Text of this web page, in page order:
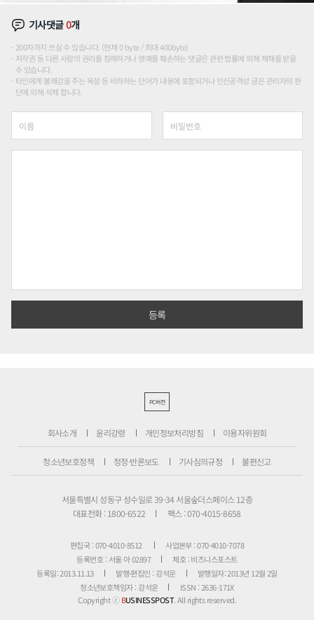
기사댓글0개
200자까지 쓰실 수 있습니다. (현재 0 byte / 최대 400byte)
저작권 등 다른 사람의 권리를 침해하거나 명예를 훼손하는 댓글은 관련 법률에 의해 제재를 받을
수 있습니다.
타인에게 불쾌감을 주는 욕설 등 비하하는 단어가 내용에 포함되거나 인신공격성 글은 관리자의 판
단에 의해 삭제 합니다.
PC버전
회사소개 윤리강령 개인정보처리방침 이용자위원회
청소년보호정책 정정·반론보도 기사심의규정 불편신고
서울특별시 성동구 성수일로 39-34 서울숲더스페이스 12층
대표전화 : 1800-6522
팩스 : 070-4015-8658
편집국 : 070-4010-8512
사업본부 : 070-4010-7078
등록번호 : 서울 아 02897
제호 : 비즈니스포스트
등록일: 2013.11.13
발행·편집인 : 강석운
발행일자: 2013년 12월 2일
청소년보호책임자 : 강석운
ISSN : 2636-171X
Copyright ⓒBUSINESSPOST. All rights reserved.